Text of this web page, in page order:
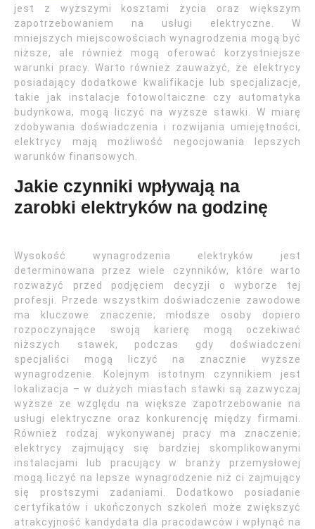
jest z wyższymi kosztami życia oraz większym
zapotrzebowaniem na usługi elektryczne. W
mniejszych miejscowościach wynagrodzenia mogą być
niższe, ale również mogą oferować korzystniejsze
warunki pracy. Warto również zauważyć, że elektrycy
posiadający dodatkowe kwalifikacje lub specjalizacje,
takie jak instalacje fotowoltaiczne czy automatyka
budynkowa, mogą liczyć na wyższe stawki. W miarę
zdobywania doświadczenia i rozwijania umiejętności,
elektrycy mają możliwość negocjowania lepszych
warunków finansowych.
Jakie czynniki wpływają na
zarobki elektryków na godzinę
Wysokość wynagrodzenia elektryków jest
determinowana przez wiele czynników, które warto
rozważyć przed podjęciem decyzji o wyborze tej
profesji. Przede wszystkim doświadczenie zawodowe
ma kluczowe znaczenie; młodsze osoby dopiero
rozpoczynające swoją karierę mogą oczekiwać
niższych stawek, podczas gdy doświadczeni
specjaliści mogą liczyć na znacznie wyższe
wynagrodzenie. Kolejnym istotnym czynnikiem jest
lokalizacja – w dużych miastach stawki są zazwyczaj
wyższe ze względu na większe zapotrzebowanie na
usługi elektryczne oraz konkurencję między firmami.
Również rodzaj wykonywanej pracy ma znaczenie;
elektrycy zajmujący się bardziej skomplikowanymi
instalacjami lub pracujący w branży przemysłowej
mogą liczyć na lepsze wynagrodzenie niż ci zajmujący
się prostszymi zadaniami. Dodatkowo posiadanie
certyfikatów i ukończonych szkoleń może zwiększyć
atrakcyjność kandydata dla pracodawców i wpłynąć na